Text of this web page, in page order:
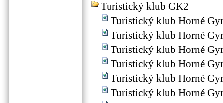
Turistický klub GK2
Turistický klub Horné
Turistický klub Horné
Turistický klub Horné
Turistický klub Horné
Turistický klub Horné
Turistický klub Horné